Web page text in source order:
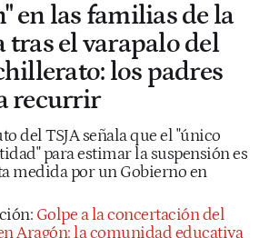
en las familias de la
tras el varapalo del
los padres
recurrir
del TSJA señala que el "único
para estimar la suspensión es
medida por un Gobierno en
Golpe a la concertación del
Aragón: la comunidad educativa